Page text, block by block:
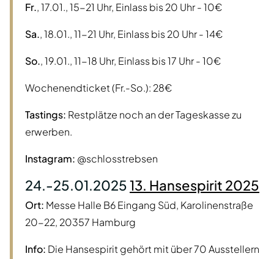
Fr., 17.01., 15-21 Uhr, Einlass bis 20 Uhr - 10€
Sa., 18.01., 11-21 Uhr, Einlass bis 20 Uhr - 14€
So., 19.01., 11-18 Uhr, Einlass bis 17 Uhr - 10€
Wochenendticket (Fr.-So.): 28€
Tastings: Restplätze noch an der Tageskasse zu
erwerben.
Instagram: @schlosstrebsen
24.-25.01.202513. Hansespirit 2025
Ort: Messe Halle B6 Eingang Süd, Karolinenstraße
20-22, 20357 Hamburg
Info: Die Hansespirit gehört mit über 70 Ausstellern